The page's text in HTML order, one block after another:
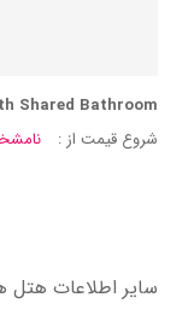
Shared Bathroom
شروع قیمت از :
سایر اطلاعات هتل